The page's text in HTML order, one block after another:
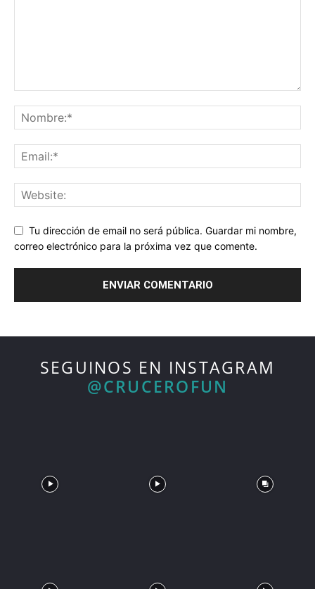
Tu dirección de email no será pública. Guardar mi nombre,
correo electrónico para la próxima vez que comente.
SEGUINOS EN INSTAGRAM
@CRUCEROFUN